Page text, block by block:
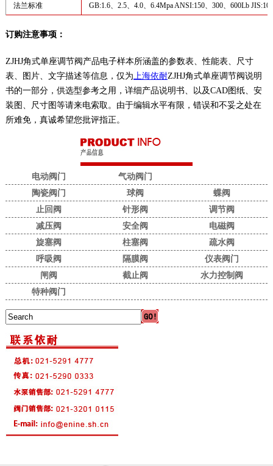
法兰标准 GB:1.6、2.5、4.0、6.4Mpa ANSI:150、300、600Lb
订购注意事项：
ZJHJ角式单座调节阀产品电子样本所涵盖的参数表、性能表、尺寸
表、图片、文字描述等信息，仅为 上海依耐ZJHJ角式单座调节阀说明
书的一部分，供选型参考之用，详细产品说明书、以及CAD图纸、安
装图、尺寸图等请来电索取。由于编辑水平有限，错误和不妥之处在
所难免，真诚希望您批评指正。
电动阀门
气动阀门
陶瓷阀门
球阀
蝶阀
止回阀
针形阀
调节阀
减压阀
安全阀
电磁阀
旋塞阀
柱塞阀
疏水阀
呼吸阀
隔膜阀
仪表阀门
闸阀
截止阀
水力控制阀
特种阀门